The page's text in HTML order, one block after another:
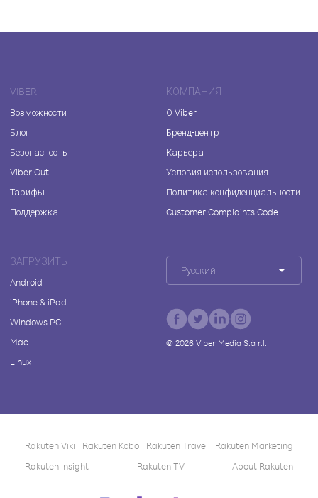
VIBER
Возможности
Блог
Безопасность
Viber Out
Тарифы
Поддержка
КОМПАНИЯ
О Viber
Бренд-центр
Карьера
Условия использования
Политика конфиденциальности
Customer Complaints Code
ЗАГРУЗИТЬ
Android
iPhone & iPad
Windows PC
Mac
Linux
Русский
© 2026Viber Media S.à r.l.
Rakuten Viki Rakuten Kobo Rakuten Travel
Rakuten Marketing
Rakuten Insight
Rakuten TV About Rakuten